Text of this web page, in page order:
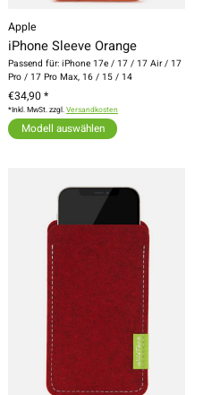
Apple
iPhone Sleeve Orange
Passend für: iPhone 17e / 17 / 17 Air / 17
Pro / 17 Pro Max, 16 / 15 / 14
€34,90 *
*Inkl. MwSt. zzgl.Versandkosten
Modell auswählen